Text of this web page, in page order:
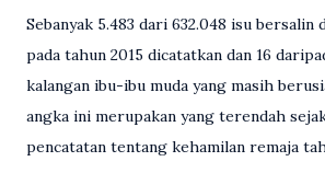
Sebanyak 5.483 dari 632.048 isu
pada tahun 2015 dicatatkan dan 16
kalangan ibu-ibu muda yang masih
angka ini merupakan yang terendah
pencatatan tentang kehamilan remaja